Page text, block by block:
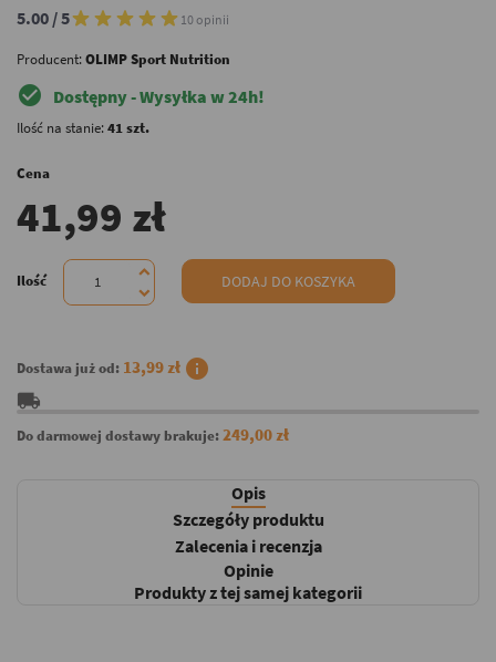
5.00 / 5 10 opinii
Producent:OLIMP Sport Nutrition
check_circle Dostępny - Wysyłka w 24h!
Ilość na stanie:41 szt.
Cena
41,99 zł
Ilość DODAJ DO KOSZYKA
Dostawa już od: 13,99 zł info
local_shipping
Do darmowej dostawy brakuje:249,00 zł
Opis
Szczegóły produktu
Zalecenia i recenzja
Opinie
Produkty z tej samej kategorii